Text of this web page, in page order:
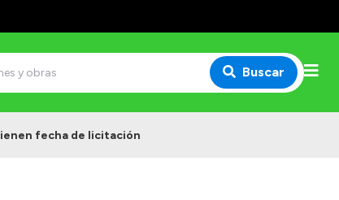
Buscar
fecha de licitación